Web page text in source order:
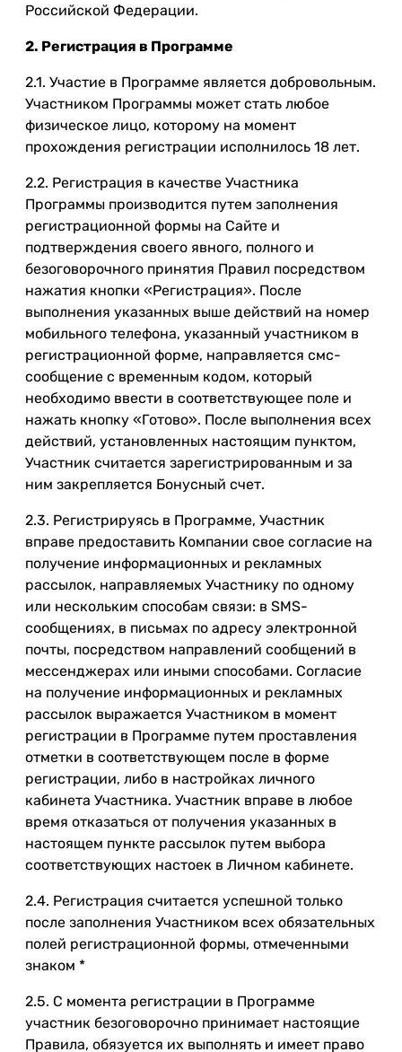
Российской Федерации.
2. Регистрация в Программе
2.1. Участие в Программе является добровольным.
Участником Программы может стать любое
физическое лицо, которому на момент
прохождения регистрации исполнилось 18 лет.
2.2. Регистрация в качестве Участника
Программы производится путем заполнения
регистрационной формы на Сайте и
подтверждения своего явного, полного и
безоговорочного принятия Правил посредством
нажатия кнопки «Регистрация». После
выполнения указанных выше действий на номер
мобильного телефона, указанный участником в
регистрационной форме, направляется смс-
сообщение с временным кодом, который
необходимо ввести в соответствующее поле и
нажать кнопку «Готово». После выполнения всех
действий, установленных настоящим пунктом,
Участник считается зарегистрированным и за
ним закрепляется Бонусный счет.
2.3. Регистрируясь в Программе, Участник
вправе предоставить Компании свое согласие на
получение информационных и рекламных
рассылок, направляемых Участнику по одному
или нескольким способам связи: в SMS-
сообщениях, в письмах по адресу электронной
почты, посредством направлений сообщений в
мессенджерах или иными способами. Согласие
на получение информационных и рекламных
рассылок выражается Участником в момент
регистрации в Программе путем проставления
отметки в соответствующем после в форме
регистрации, либо в настройках личного
кабинета Участника. Участник вправе в любое
время отказаться от получения указанных в
настоящем пункте рассылок путем выбора
соответствующих настоек в Личном кабинете.
2.4. Регистрация считается успешной только
после заполнения Участником всех обязательных
полей регистрационной формы, отмеченными
знаком *
2.5. С момента регистрации в Программе
участник безоговорочно принимает настоящие
Правила, обязуется их выполнять и имеет право